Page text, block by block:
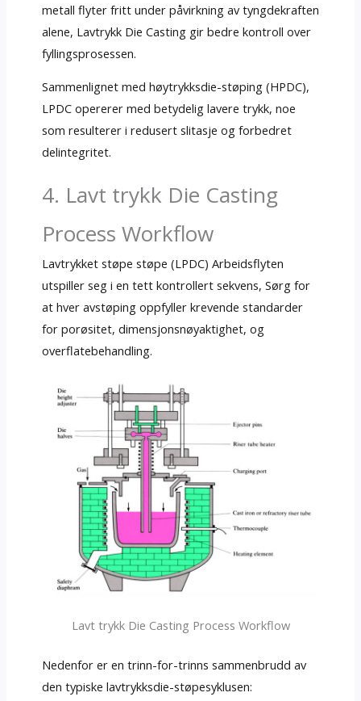
metall flyter fritt under påvirkning av tyngdekraften
alene, Lavtrykk Die Casting gir bedre kontroll over
fyllingsprosessen.
Sammenlignet med høytrykksdie-støping (HPDC),
LPDC opererer med betydelig lavere trykk, noe
som resulterer i redusert slitasje og forbedret
delintegritet.
4. Lavt trykk Die Casting
Process Workflow
Lavtrykket støpe støpe (LPDC) Arbeidsflyten
utspiller seg i en tett kontrollert sekvens, Sørg for
at hver avstøping oppfyller krevende standarder
for porøsitet, dimensjonsnøyaktighet, og
overflatebehandling.
Lavt trykk Die Casting Process Workflow
Nedenfor er en trinn-for-trinns sammenbrudd av
den typiske lavtrykksdie-støpesyklusen: